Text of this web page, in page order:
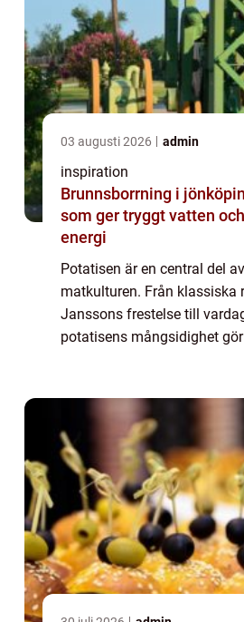
03 augusti 2026 admin
inspiration
Brunnsborrning i jönköping
som ger tryggt vatten
energi
Potatisen är en central del
matkulturen. Från klassiska
Janssons frestelse till
potatisens mångsidighet